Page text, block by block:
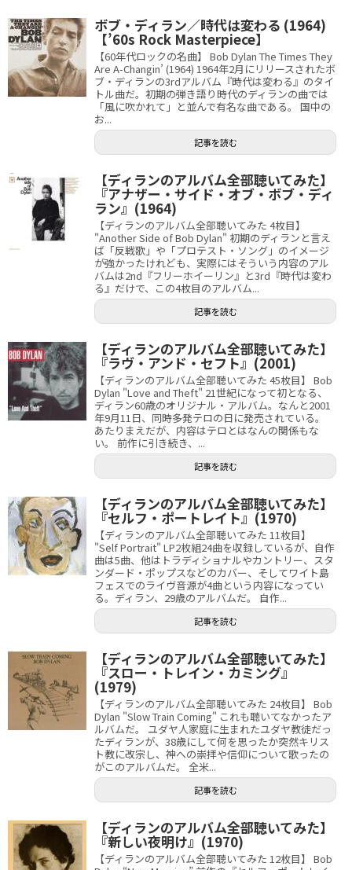
ボブ・ディラン／時代は変わる (1964)
【’60s Rock Masterpiece】
【60年代ロックの名曲】 Bob Dylan The Times They
Are A-Changin’ (1964) 1964年2月にリリースされたボ
ブ・ディランの3rdアルバム『時代は変わる』のタイ
トル曲だ。初期の弾き語り時代のディランの曲では
「風に吹かれて」と並んで有名な曲である。 国中の
お...
記事を読む
【ディランのアルバム全部聴いてみた】
『アナザー・サイド・オブ・ボブ・ディ
ラン』(1964)
【ディランのアルバム全部聴いてみた 4枚目】
"Another Side of Bob Dylan" 初期のディランと言え
ば「反戦歌」や「プロテスト・ソング」のイメージ
が強かったけれども、実際にはそういう内容のアル
バムは2nd『フリーホイーリン』と3rd『時代は変わ
る』だけで、この4枚目のアルバム...
記事を読む
【ディランのアルバム全部聴いてみた】
『ラヴ・アンド・セフト』(2001)
【ディランのアルバム全部聴いてみた 45枚目】 Bob
Dylan "Love and Theft" 21世紀になって初となる、
ディラン60歳のオリジナル・アルバム。なんと2001
年9月11日、同時多発テロの日に発売されている。
あたりまえだが、内容はテロとはなんの関係もな
い。 前作に引き続き、...
記事を読む
【ディランのアルバム全部聴いてみた】
『セルフ・ポートレイト』(1970)
【ディランのアルバム全部聴いてみた 11枚目】
"Self Portrait" LP2枚組24曲を収録しているが、自作
曲は5曲、他はトラディショナルやカントリー、スタ
ンダード・ポップスなどのカバー、そしてワイト島
フェスでのライヴ音源が4曲という内容になってい
る。ディラン、29歳のアルバムだ。 自作...
記事を読む
【ディランのアルバム全部聴いてみた】
『スロー・トレイン・カミング』
(1979)
【ディランのアルバム全部聴いてみた 24枚目】 Bob
Dylan "Slow Train Coming" これも聴いてなかったア
ルバムだ。 ユダヤ人家庭に生まれたユダヤ教徒だっ
たディランが、38歳にして何を思ったか突然キリス
ト教に改宗し、神への崇拝や信仰について歌ったの
がこのアルバムだ。 全米...
記事を読む
【ディランのアルバム全部聴いてみた】
『新しい夜明け』(1970)
【ディランのアルバム全部聴いてみた 12枚目】 Bob